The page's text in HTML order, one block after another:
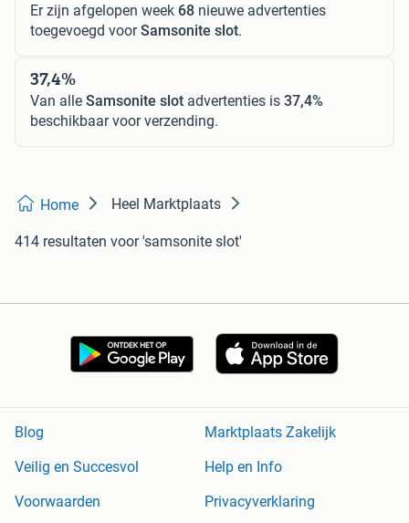
Er zijn afgelopen week 68 nieuwe advertenties
toegevoegd voorSamsonite slot.
37,4%
Van alle Samsonite slot advertenties is 37,4%
beschikbaar voor verzending.
Home Heel Marktplaats
414 resultaten voor 'samsonite slot'
Blog
Marktplaats Zakelijk
Veilig en Succesvol
Help en Info
Voorwaarden
Privacyverklaring